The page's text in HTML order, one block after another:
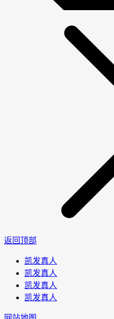
返回顶部
凯发真人
凯发真人
凯发真人
凯发真人